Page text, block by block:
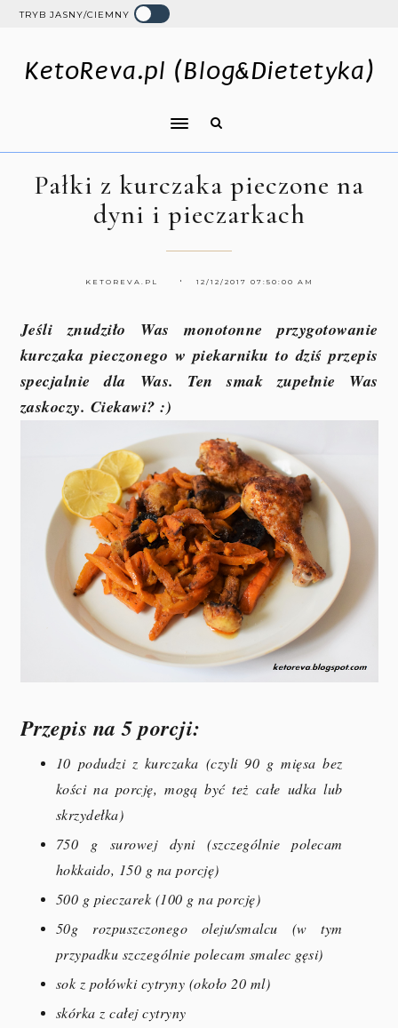
TRYB JASNY/CIEMNY
KetoReva.pl (Blog&Dietetyka)
Pałki z kurczaka pieczone na
dyni i pieczarkach
KETOREVA.PL 12/12/2017 07:50:00 AM
Jeśli znudziło Was monotonne przygotowanie
kurczaka pieczonego w piekarniku to dziś przepis
specjalnie dla Was. Ten smak zupełnie Was
zaskoczy. Ciekawi? :)
Przepis na 5 porcji:
10 podudzi z kurczaka (czyli 90 g mięsa bez
kości na porcję, mogą być też całe udka lub
skrzydełka)
750 g surowej dyni (szczególnie polecam
hokkaido, 150 g na porcję)
500 g pieczarek (100 g na porcję)
50g rozpuszczonego oleju/smalcu (w tym
przypadku szczególnie polecam smalec gęsi)
sok z połówki cytryny (około 20 ml)
skórka z całej cytryny